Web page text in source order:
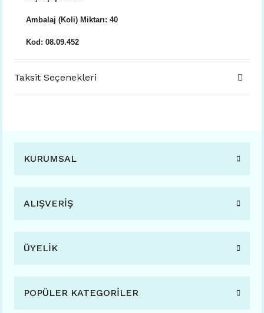
Ambalaj (Koli) Miktarı: 40
Kod: 08.09.452
Taksit Seçenekleri
KURUMSAL
ALIŞVERİŞ
ÜYELİK
POPÜLER KATEGORİLER